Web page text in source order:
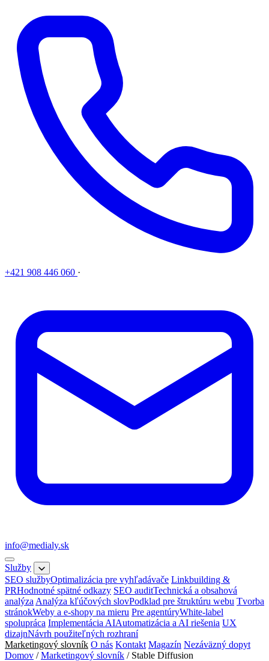
+421 908 446 060 ·
info@medialy.sk
Služby
SEO službyOptimalizácia pre vyhľadávače Linkbuilding &
PRHodnotné spätné odkazy SEO auditTechnická a obsahová
analýza Analýza kľúčových slovPodklad pre štruktúru webu Tvorba
stránokWeby a e-shopy na mieru Pre agentúryWhite-label
spolupráca Implementácia AIAutomatizácia a AI riešenia UX
dizajnNávrh použiteľných rozhraní
Marketingový slovník O nás Kontakt Magazín Nezáväzný dopyt
Domov / Marketingový slovník /Stable Diffusion